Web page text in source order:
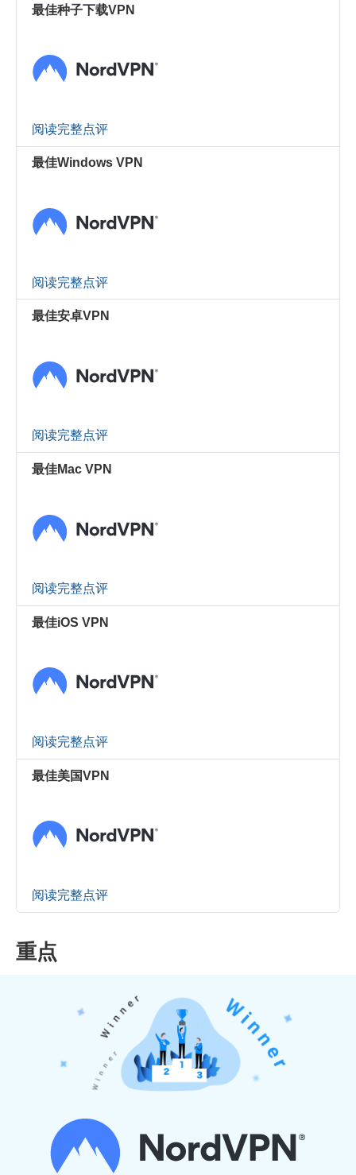
最佳种子下载VPN
阅读完整点评
最佳Windows VPN
阅读完整点评
最佳安卓VPN
阅读完整点评
最佳Mac VPN
阅读完整点评
最佳iOS VPN
阅读完整点评
最佳美国VPN
阅读完整点评
重点